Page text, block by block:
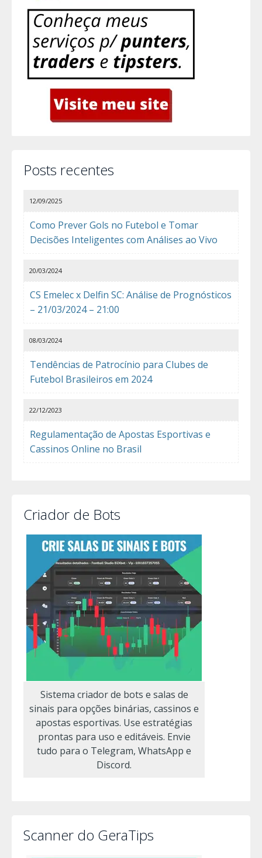
Posts recentes
Como Prever Gols no Futebol e Tomar
Decisões Inteligentes com Análises ao Vivo
12/09/2025
CS Emelec x Delfin SC: Análise de Prognósticos
– 21/03/2024 – 21:00
20/03/2024
Tendências de Patrocínio para Clubes de
Futebol Brasileiros em 2024
08/03/2024
Regulamentação de Apostas Esportivas e
Cassinos Online no Brasil
22/12/2023
Criador de Bots
Sistema criador de bots e salas de
sinais para opções binárias, cassinos e
apostas esportivas. Use estratégias
prontas para uso e editáveis. Envie
tudo para o Telegram, WhatsApp e
Discord.
Scanner do GeraTips